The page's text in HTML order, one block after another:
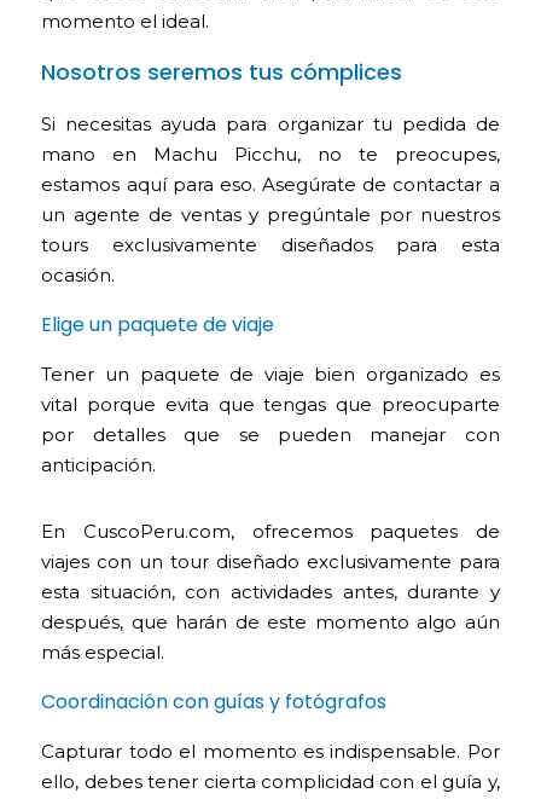
momento el ideal.
Nosotros seremos tus cómplices
Si necesitas ayuda para organizar tu pedida de
mano en Machu Picchu, no te preocupes,
estamos aquí para eso. Asegúrate de contactar a
un agente de ventas y pregúntale por nuestros
tours exclusivamente diseñados para esta
ocasión.
Elige un paquete de viaje
Tener un paquete de viaje bien organizado es
vital porque evita que tengas que preocuparte
por detalles que se pueden manejar con
anticipación.
En CuscoPeru.com, ofrecemos paquetes de
viajes con un tour diseñado exclusivamente para
esta situación, con actividades antes, durante y
después, que harán de este momento algo aún
más especial.
Coordinación con guías y fotógrafos
Capturar todo el momento es indispensable. Por
ello, debes tener cierta complicidad con el guía y,